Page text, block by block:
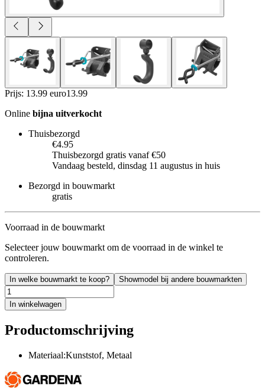
Prijs: 13.99 euro13.99
Online bijna uitverkocht
Thuisbezorgd
€4.95
Thuisbezorgd gratis vanaf €50
Vandaag besteld, dinsdag 11 augustus in huis
Bezorgd in bouwmarkt
gratis
Voorraad in de bouwmarkt
Selecteer jouw bouwmarkt om de voorraad in de winkel te
controleren.
In welke bouwmarkt te koop? Showmodel bij andere bouwmarkten
In winkelwagen
Productomschrijving
Materiaal:Kunststof, Metaal